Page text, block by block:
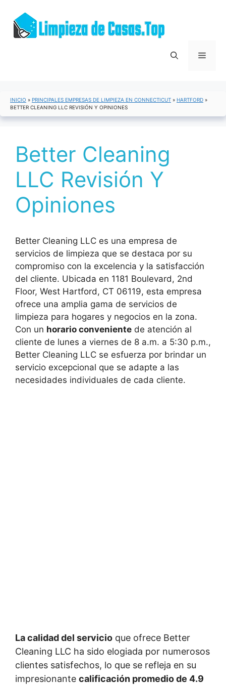
contenido
Menú
INICIO » PRINCIPALES EMPRESAS DE LIMPIEZA EN CONNECTICUT » HARTFORD »
BETTER CLEANING LLC REVISIÓN Y OPINIONES
Better Cleaning
LLC Revisión Y
Opiniones
Better Cleaning LLC es una empresa de
servicios de limpieza que se destaca por su
compromiso con la excelencia y la satisfacción
del cliente. Ubicada en 1181 Boulevard, 2nd
Floor, West Hartford, CT 06119, esta empresa
ofrece una amplia gama de servicios de
limpieza para hogares y negocios en la zona.
Con un horario conveniente de atención al
cliente de lunes a viernes de 8 a.m. a 5:30 p.m.,
Better Cleaning LLC se esfuerza por brindar un
servicio excepcional que se adapte a las
necesidades individuales de cada cliente.
La calidad del servicio que ofrece Better
Cleaning LLC ha sido elogiada por numerosos
clientes satisfechos, lo que se refleja en su
impresionante calificación promedio de 4.9